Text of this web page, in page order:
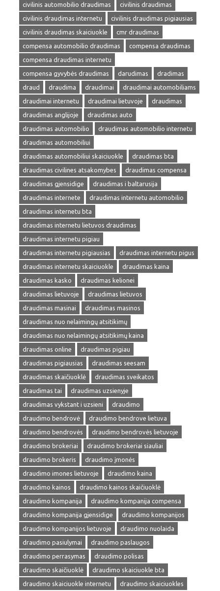
civilinis automobilio draudimas
civilinis draudimas
civilinis draudimas internetu
civilinis draudimas pigiausias
civilinis draudimas skaiciuokle
cmr draudimas
compensa automobilio draudimas
compensa draudimas
compensa draudimas internetu
compensa gyvybės draudimas
darudimas
dradimas
draud
draudima draudimai
draudimai automobiliams
draudimai internetu
draudimai lietuvoje
draudimas
draudimas anglijoje
draudimas auto
draudimas automobilio
draudimas automobilio internetu
draudimas automobiliui
draudimas automobiliui skaiciuokle
draudimas bta
draudimas civilines atsakomybes
draudimas compensa
draudimas gjensidige
draudimas i baltarusija
draudimas internete
draudimas internetu automobilio
draudimas internetu bta
draudimas internetu lietuvos draudimas
draudimas internetu pigiau
draudimas internetu pigiausias
draudimas internetu pigus
draudimas internetu skaiciuokle
draudimas kaina
draudimas kasko
draudimas kelionei
draudimas lietuvoje
draudimas lietuvos
draudimas masinai
draudimas masinos
draudimas nuo nelaimingų atsitikimų
draudimas nuo nelaimingų atsitikimų kaina
draudimas online
draudimas pigiau
draudimas pigiausias
draudimas seesam
draudimas skaičiuoklė
draudimas sveikatos
draudimas tai
draudimas uzsienyje
draudimas vykstant i uzsieni
draudimo
draudimo bendrovė
draudimo bendrove lietuva
draudimo bendrovės
draudimo bendrovės lietuvoje
draudimo brokeriai
draudimo brokeriai siauliai
draudimo brokeris
draudimo įmonės
draudimo imones lietuvoje
draudimo kaina
draudimo kainos
draudimo kainos skaičiuoklė
draudimo kompanija
draudimo kompanija compensa
draudimo kompanija gjensidige
draudimo kompanijos
draudimo kompanijos lietuvoje
draudimo nuolaida
draudimo pasiulymai
draudimo paslaugos
draudimo perrasymas
draudimo polisas
draudimo skaičiuoklė
draudimo skaiciuokle bta
draudimo skaiciuokle internetu
draudimo skaiciuokles